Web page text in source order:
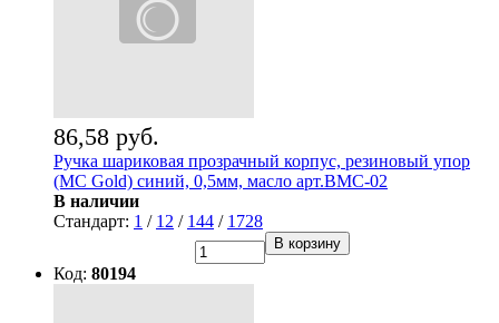
86,58 руб.
Ручка шариковая прозрачный корпус, резиновый упор
(MC Gold) синий, 0,5мм, масло арт.BMC-02
В наличии
Стандарт: 1 / 12 / 144 / 1728
В корзину
Код: 80194